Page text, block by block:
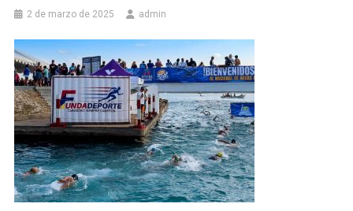
2 de marzo de 2025 admin